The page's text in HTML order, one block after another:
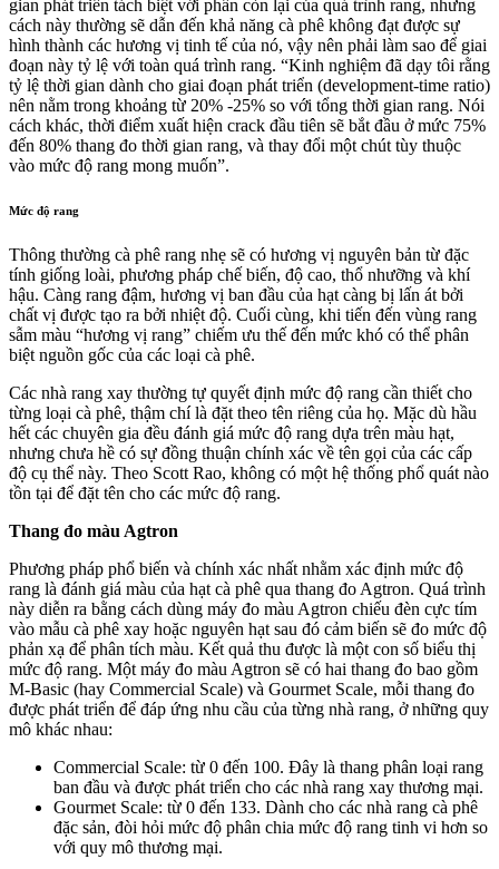
gian phát triển tách biệt với phần còn lại của quá trình rang, nhưng
cách này thường sẽ dẫn đến khả năng cà phê không đạt được sự
hình thành các hương vị tinh tế của nó, vậy nên phải làm sao để giai
đoạn này tỷ lệ với toàn quá trình rang. “Kinh nghiệm đã dạy tôi rằng
tỷ lệ thời gian dành cho giai đoạn phát triển (development-time ratio)
nên nằm trong khoảng từ 20% -25% so với tổng thời gian rang. Nói
cách khác, thời điểm xuất hiện crack đầu tiên sẽ bắt đầu ở mức 75%
đến 80% thang đo thời gian rang, và thay đổi một chút tùy thuộc
vào mức độ rang mong muốn”.
Mức độ rang
Thông thường cà phê rang nhẹ sẽ có hương vị nguyên bản từ đặc
tính giống loài, phương pháp chế biến, độ cao, thổ nhưỡng và khí
hậu. Càng rang đậm, hương vị ban đầu của hạt càng bị lấn át bởi
chất vị được tạo ra bởi nhiệt độ. Cuối cùng, khi tiến đến vùng rang
sẫm màu “hương vị rang” chiếm ưu thế đến mức khó có thể phân
biệt nguồn gốc của các loại cà phê.
Các nhà rang xay thường tự quyết định mức độ rang cần thiết cho
từng loại cà phê, thậm chí là đặt theo tên riêng của họ. Mặc dù hầu
hết các chuyên gia đều đánh giá mức độ rang dựa trên màu hạt,
nhưng chưa hề có sự đồng thuận chính xác về tên gọi của các cấp
độ cụ thể này. Theo Scott Rao, không có một hệ thống phổ quát nào
tồn tại để đặt tên cho các mức độ rang.
Thang đo màu Agtron
Phương pháp phổ biến và chính xác nhất nhằm xác định mức độ
rang là đánh giá màu của hạt cà phê qua thang đo Agtron. Quá trình
này diễn ra bằng cách dùng máy đo màu Agtron chiếu đèn cực tím
vào mẫu cà phê xay hoặc nguyên hạt sau đó cảm biến sẽ đo mức độ
phản xạ để phân tích màu. Kết quả thu được là một con số biểu thị
mức độ rang. Một máy đo màu Agtron sẽ có hai thang đo bao gồm
M-Basic (hay Commercial Scale) và Gourmet Scale, mỗi thang đo
được phát triển để đáp ứng nhu cầu của từng nhà rang, ở những quy
mô khác nhau:
Commercial Scale: từ 0 đến 100. Đây là thang phân loại rang
ban đầu và được phát triển cho các nhà rang xay thương mại.
Gourmet Scale: từ 0 đến 133. Dành cho các nhà rang cà phê
đặc sản, đòi hỏi mức độ phân chia mức độ rang tinh vi hơn so
với quy mô thương mại.